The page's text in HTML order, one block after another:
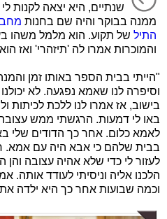
ממנה בבוקר והיה שם בחנות
התילשל תקוע. הוא מלמל משהו
והמוכרות אמרו לה 'תיזהרי' ואז
"הייתי בבית הספר באותו זמן
וסיפרה לנו שאמא נפגעה. לא
בישוב, אז אמרו לנו ללכת לכיתות
באו לי דמעות. הרגשתי ממש
לאמא כלום. אחר כך הדודים שלי
בבית שלהם כי אבא היה עם אמא.
לעזור לי כדי שלא אהיה עצובה והן
הלכנו אליה וניסיתי לעודד אותה.
וכמה שבועות אחר כך היא ילדה